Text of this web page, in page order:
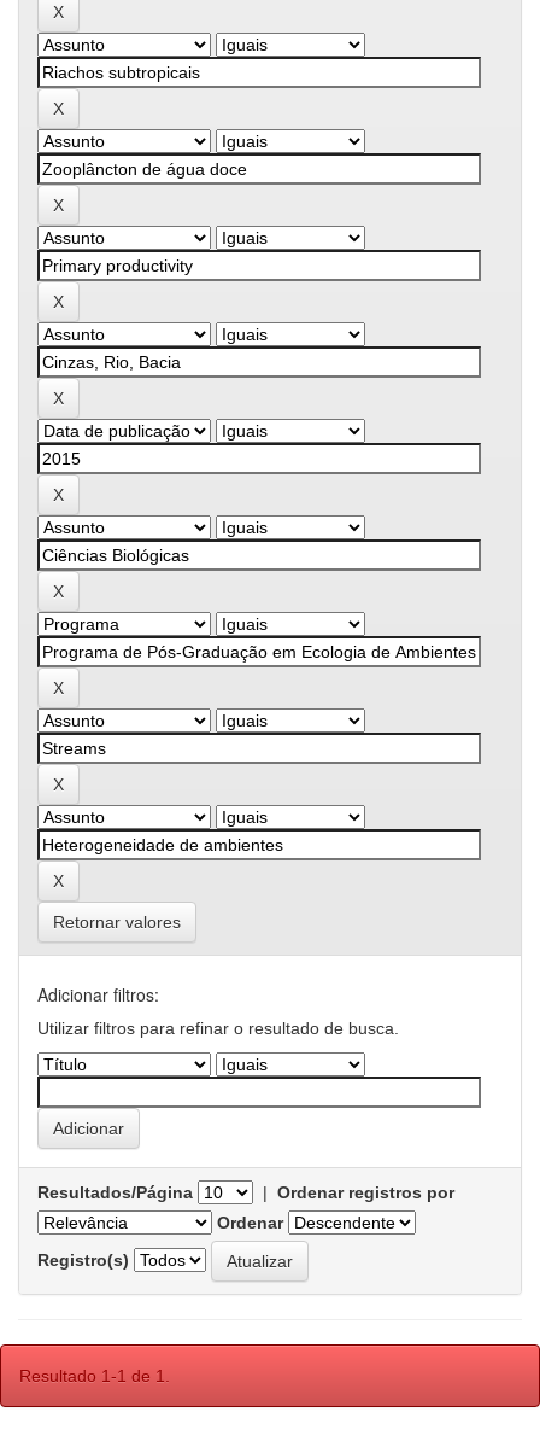
Retornar valores
Adicionar filtros:
Utilizar filtros para refinar o resultado de busca.
Resultados/Página | Ordenar registros por
Ordenar
Registro(s)
Resultado 1-1 de 1.